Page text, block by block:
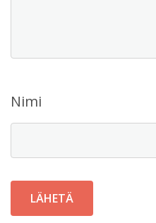
Nimi